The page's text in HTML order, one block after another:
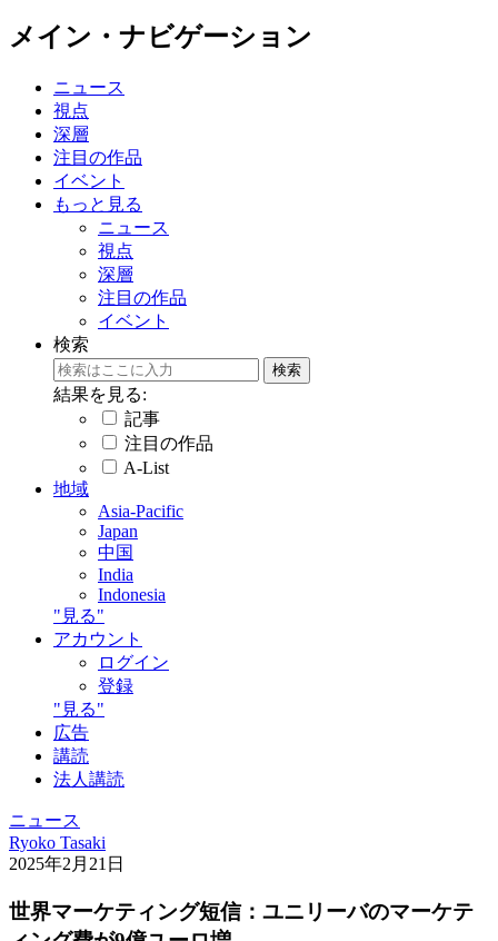
メイン・ナビゲーション
ニュース
視点
深層
注目の作品
イベント
もっと見る
ニュース
視点
深層
注目の作品
イベント
検索
結果を見る:
記事
注目の作品
A-List
地域
Asia-Pacific
Japan
中国
India
Indonesia
"見る"
アカウント
ログイン
登録
"見る"
広告
講読
法人講読
ニュース
Ryoko Tasaki
2025年2月21日
世界マーケティング短信：ユニリーバのマーケテ